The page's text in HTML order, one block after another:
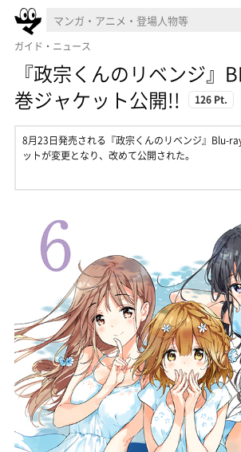
ガイド・ニュース
『政宗くんのリベンジ』
巻ジャケット公開!!
126 Pt.
8月23日発売される『政宗くんのリベンジ』Blu-
ットが変更となり、改めて公開された。